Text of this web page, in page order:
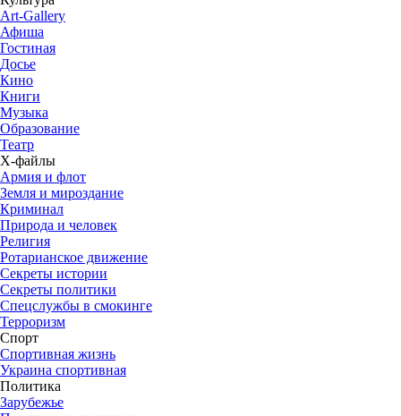
Art-Gallery
Афиша
Гостиная
Досье
Кино
Книги
Музыка
Образование
Театр
Х-файлы
Армия и флот
Земля и мироздание
Криминал
Природа и человек
Религия
Ротарианское движение
Секреты истории
Секреты политики
Спецслужбы в смокинге
Терроризм
Спорт
Спортивная жизнь
Украина спортивная
Политика
Зарубежье